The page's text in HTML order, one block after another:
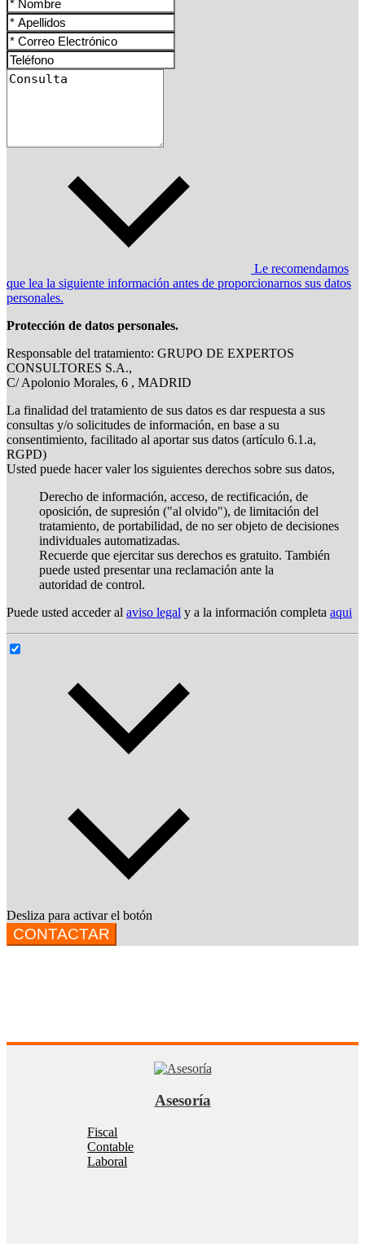
Le recomendamos
que lea la siguiente información antes de proporcionarnos sus datos
personales.
Protección de datos personales.
Responsable del tratamiento: GRUPO DE EXPERTOS
CONSULTORES S.A.,
C/ Apolonio Morales, 6 , MADRID
La finalidad del tratamiento de sus datos es dar respuesta a sus
consultas y/o solicitudes de información, en base a su
consentimiento, facilitado al aportar sus datos (artículo 6.1.a,
RGPD)
Usted puede hacer valer los siguientes derechos sobre sus datos,
Derecho de información, acceso, de rectificación, de
oposición, de supresión ("al olvido"), de limitación del
tratamiento, de portabilidad, de no ser objeto de decisiones
individuales automatizadas.
Recuerde que ejercitar sus derechos es gratuito. También
puede usted presentar una reclamación ante la
autoridad de control.
Puede usted acceder al aviso legal y a la información completa aqui
Desliza para activar el botón
CONTACTAR
Asesoría
Fiscal
Contable
Laboral